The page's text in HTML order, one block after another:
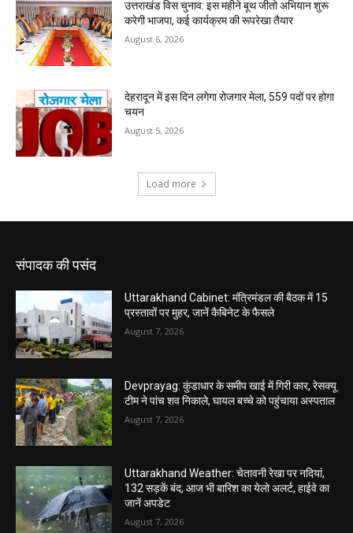
संपादक की पसंद
Uttarakhand Cabinet: मंत्रिमंडल की बैठक में 15
प्रस्तावों पर मुहर, जानें कैबिनेट के फैसले
August 7, 2026
Devprayag: कुंडाधार के समीप खाई में गिरी कार, रेसक्यू
टीम ने पांच शव निकाले, घायल बच्चे को पहुंचाया अस्पताल
August 7, 2026
Uttarakhand Weather: चेतावनी रेखा पर नदियां,
132 सड़कें बंद, आज भी बारिश का येलो अलर्ट, हाईवे का
जानें अपडेट
August 7, 2026